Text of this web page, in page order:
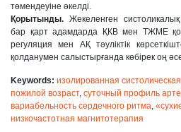
төмендеуіне əкелді.
Қорытынды. Жекеленген
бар қарт адамдарда ҚКВ мен ТЖМЕ
регуляция мен АҚ тəуліктік
қолданумен салыстырғанда көбірек оң
Keywords: изолированная
пожилой возраст, суточный профиль
вариабельность сердечного ритма
низкочастотная магнитотерапия